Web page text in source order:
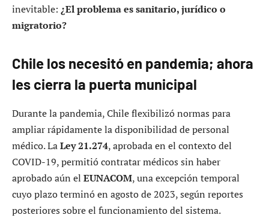
inevitable: ¿El problema es sanitario, jurídico o
migratorio?
Chile los necesitó en pandemia; ahora
les cierra la puerta municipal
Durante la pandemia, Chile flexibilizó normas para
ampliar rápidamente la disponibilidad de personal
médico. LaLey 21.274, aprobada en el contexto del
COVID-19, permitió contratar médicos sin haber
aprobado aún el EUNACOM, una excepción temporal
cuyo plazo terminó en agosto de 2023, según reportes
posteriores sobre el funcionamiento del sistema.